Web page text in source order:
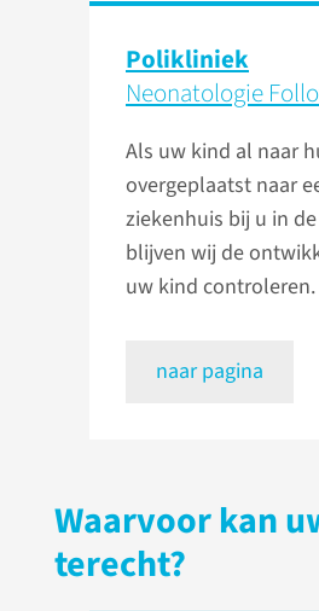
Polikliniek
Neonatologie
Als uw kind al naar
overgeplaatst naar
ziekenhuis bij u in
blijven wij de
uw kind controleren.
naar pagina
Waarvoor kan
terecht?